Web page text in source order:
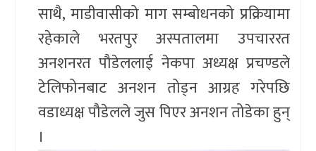
साथै, माडीवासीको माग सम्बोधनको प्रक्रियामा
रहेकाले भरतपुर अस्पतालमा उपचाररत
अनशनरत पौडेललाई नेकपा अध्यक्ष प्रचण्डले
टेलिफोनबाट अनशन तोड्न आग्रह गरेपछि
वडाध्यक्ष पौडेलले जुस पिएर अनशन तोडेका हुन्
।